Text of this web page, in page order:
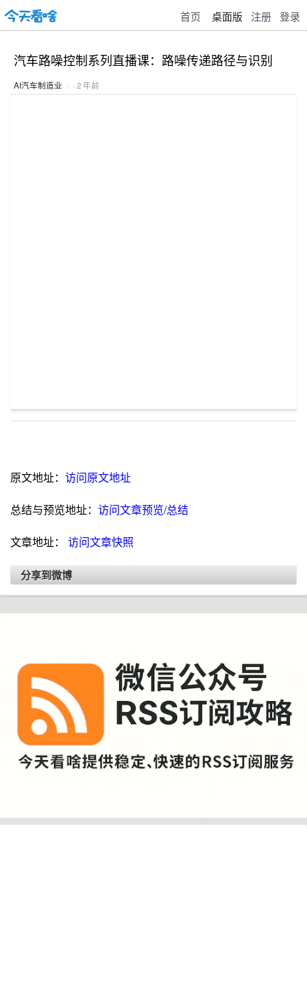
首页 桌面版 注册 登录
汽车路噪控制系列直播课：路噪传递路径与识别
AI汽车制造业 · · 2 年前
原文地址： 访问原文地址
总结与预览地址： 访问文章预览/总结
文章地址： 访问文章快照
分享到微博